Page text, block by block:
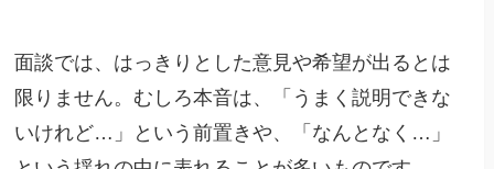
面談では、はっきりとした意見や希望が出るとは
限りません。むしろ本音は、「うまく説明できな
いけれど…」という前置きや、「なんとなく…」